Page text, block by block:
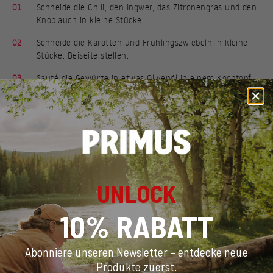
01
Schneide die Chili, den Ingwer, das Zitronengras und den
Knoblauch in kleine Stücke.
02
Schneide die Karotten und Frühlingszwiebeln in kleine
Stücke. Beiseite stellen.
03 Sauté die Gewürze in etwas Olivenöl in einem Kochtopf.
04
Bereite die Salsa zu, indem du Limettensaft, etwas
Olivenöl und den gehackten Koriander hinzufügst. Mit
Salz und schwarzem Pfeffer nach Geschmack würzen.
05
Füge das Hähnchen, die Karotten, Karl Johan Pilze und
Wasser hinzu. Lasse es etwa 30 Minuten köcheln.
Füge Sojasauce und eine Prise Salz nach Geschmack
hinzu.
UNLOCK
10% RABATT
Abonniere unseren Newsletter – entdecke neue
Produkte zuerst.